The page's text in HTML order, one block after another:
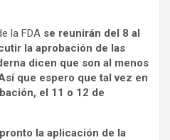
la FDA se reunirán del 8 al
la aprobación de las
dicen que son al menos
que espero que tal vez en
el 11 o 12 de
la aplicación de la